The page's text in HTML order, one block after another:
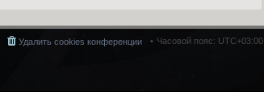
Часовой пояс: UTC+03:00
Удалить cookies конференции